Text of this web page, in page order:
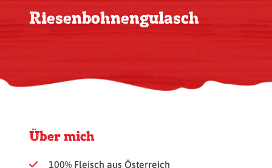
Riesenbohnengulasch
Über mich
100% Fleisch aus Österreich